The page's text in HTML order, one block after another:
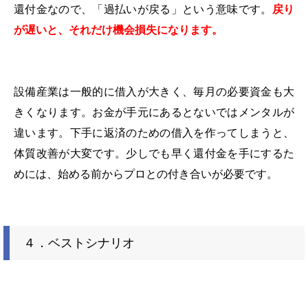
還付金なので、「過払いが戻る」という意味です。 戻り
が遅いと、それだけ機会損失になります。
設備産業は一般的に借入が大きく、毎月の必要資金も大
きくなります。お金が手元にあるとないではメンタルが
違います。下手に返済のための借入を作ってしまうと、
体質改善が大変です。少しでも早く還付金を手にするた
めには、始める前からプロとの付き合いが必要です。
４．ベストシナリオ